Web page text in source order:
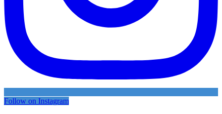
Follow on Instagram